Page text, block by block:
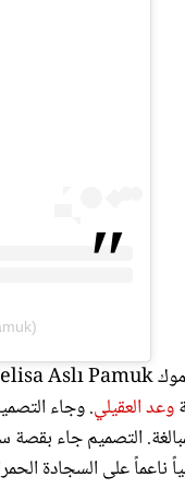
وعد العقيلي. وجاء
التصميم جاء
ناعماً على السجادة